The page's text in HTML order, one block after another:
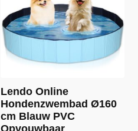
Lendo Online
Hondenzwembad Ø160
cm Blauw PVC
Opvouwbaar